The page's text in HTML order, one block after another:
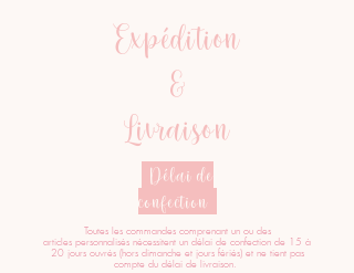
Expédition
&
Livraison
Délai de
confection
Toutes les commandes comprenant un ou des
articles personnalisés nécessitent un délai de confection de 15 à
20 jours ouvrés (hors dimanche et jours fériés) et ne tient pas
compte du délai de livraison.